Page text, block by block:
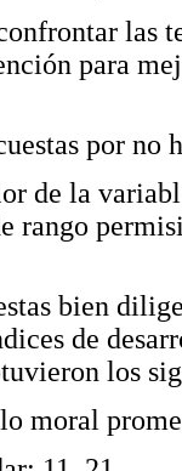
las
para
por no
de la
rango
bien
de
los
moral